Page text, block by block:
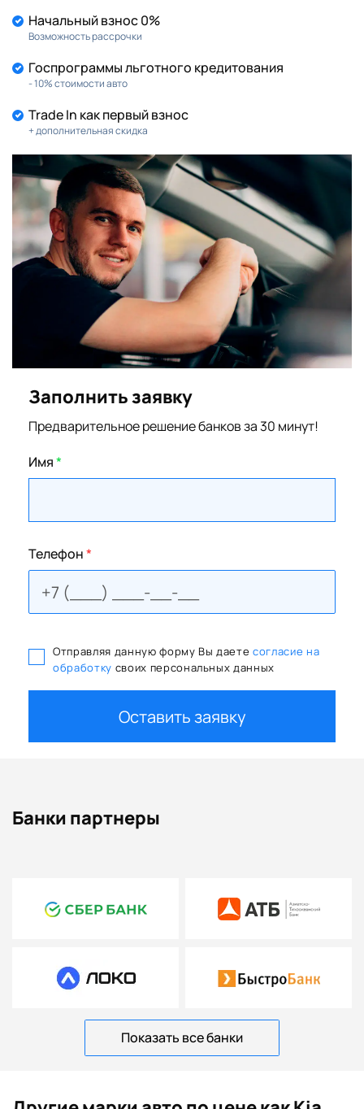
Начальный взнос 0%
Возможность рассрочки
Госпрограммы льготного кредитования
- 10% стоимости авто
Trade In как первый взнос
+ дополнительная скидка
Заполнить заявку
Предварительное решение банков за 30 минут!
Имя*
Телефон*
Отправляя данную форму Вы даете согласие на
обработку своих персональных данных
Оставить заявку
Банки партнеры
Показать все банки